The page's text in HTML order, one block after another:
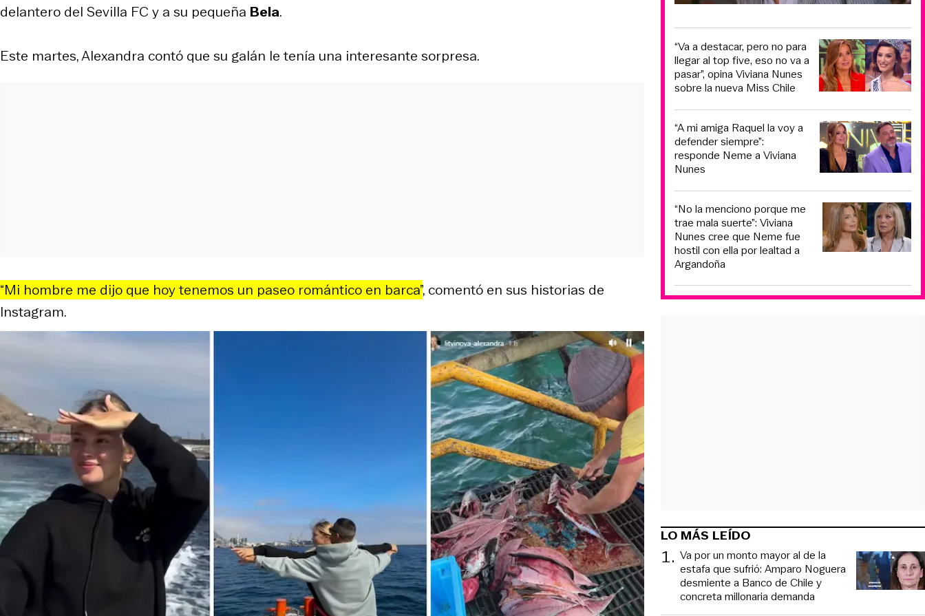
delantero del Sevilla FC y a su pequeña Bela.
Este martes, Alexandra contó que su galán le tenía una interesante sorpresa.
“Mi hombre me dijo que hoy tenemos un paseo romántico en barca”, comentó en sus historias de
Instagram.
“Va a destacar, pero no para
llegar al top five, eso no va a
pasar”, opina Viviana Nunes
sobre la nueva Miss Chile
“A mi amiga Raquel la voy a
defender siempre”:
responde Neme a Viviana
Nunes
“No la menciono porque me
trae mala suerte”: Viviana
Nunes cree que Neme fue
hostil con ella por lealtad a
Argandoña
LO MÁS LEÍDO
1. Va por un monto mayor al de la
estafa que sufrió: Amparo Noguera
desmiente a Banco de Chile y
concreta millonaria demanda